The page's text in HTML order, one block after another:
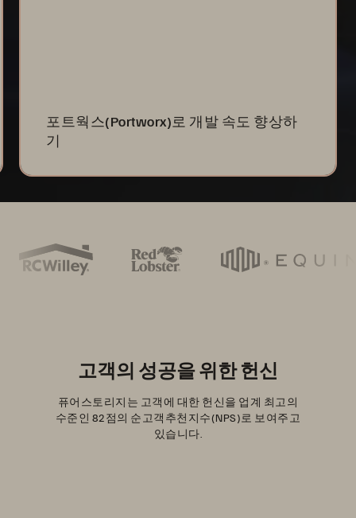
포트웍스(Portworx)로 개발 속도 향상하
기
고객의 성공을 위한 헌신
퓨어스토리지는 고객에 대한 헌신을 업계 최고의
수준인 82점의 순고객추천지수(NPS)로 보여주고
있습니다.